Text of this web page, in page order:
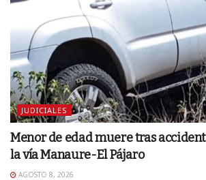
JUDICIALES
Menor de edad muere tras
la vía Manaure-El Pájaro
AGOSTO 8, 2026